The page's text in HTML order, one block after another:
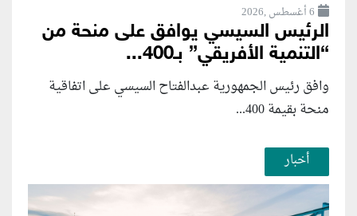
6 أغسطس ,2026
الرئيس السيسي يوافق على منحة من
“التنمية الأفريقي” بـ400...
وافق رئيس الجمهورية عبدالفتاح السيسي على اتفاقية
منحة بقيمة 400...
أخبار